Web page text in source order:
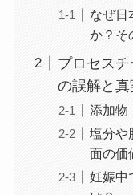
なぜ日
か？そ
プロセス
の誤解と真
添加物
塩分や
面の価
妊娠中